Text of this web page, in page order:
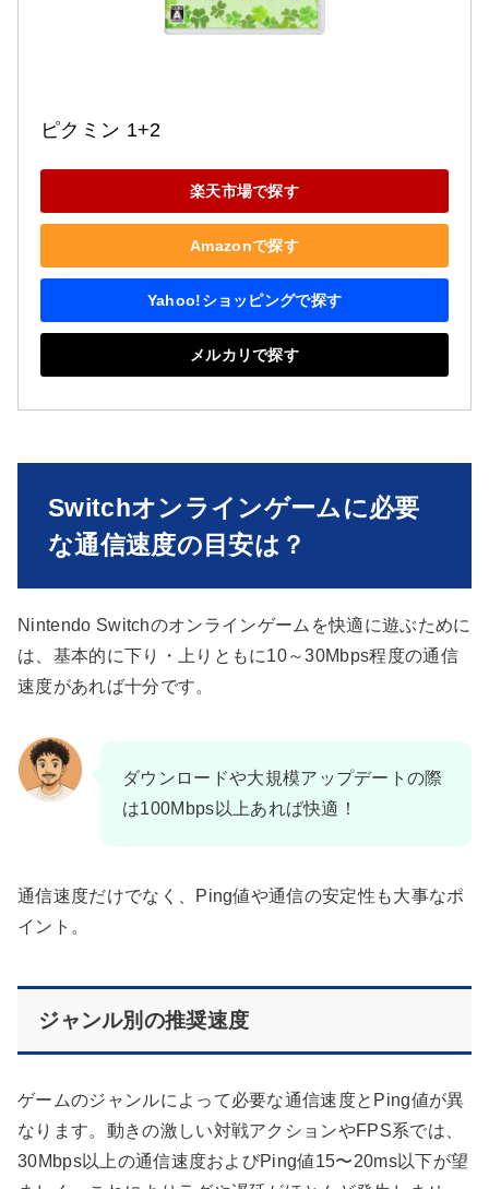
ピクミン 1+2
楽天市場で探す
Amazonで探す
Yahoo!ショッピングで探す
メルカリで探す
Switchオンラインゲームに必要
な通信速度の目安は？
Nintendo Switchのオンラインゲームを快適に遊ぶために
は、基本的に下り・上りともに10～30Mbps程度の通信
速度があれば十分です。
ダウンロードや大規模アップデートの際
は100Mbps以上あれば快適！
通信速度だけでなく、Ping値や通信の安定性も大事なポ
イント。
ジャンル別の推奨速度
ゲームのジャンルによって必要な通信速度とPing値が異
なります。動きの激しい対戦アクションやFPS系では、
30Mbps以上の通信速度およびPing値15〜20ms以下が望